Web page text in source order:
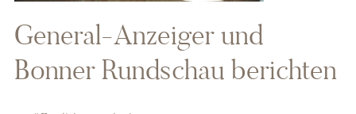
General-Anzeiger und
Bonner Rundschau berichten